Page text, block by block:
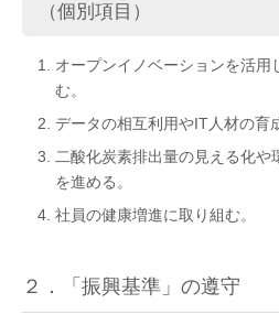
（個別項目）
オープンイノベーションを活用
む。
データの相互利用やIT人材の育
二酸化炭素排出量の見える化
を進める。
社員の健康増進に取り組む。
２．「振興基準」の遵守